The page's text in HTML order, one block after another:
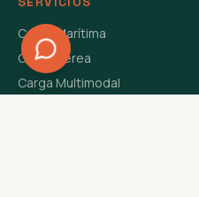
Carga Marítima
Carga Aérea
Carga Multimodal